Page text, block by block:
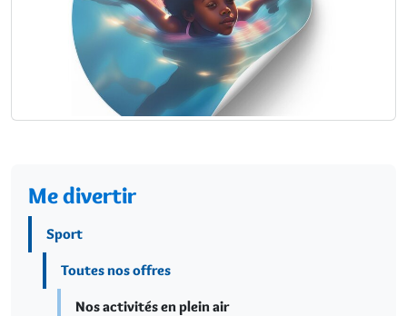
Me divertir
Sport
Toutes nos offres
Nos activités en plein air